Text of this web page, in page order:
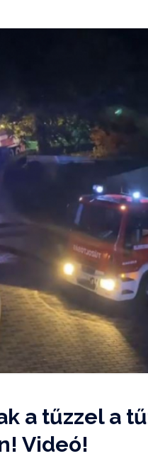
a tűzzel a
Videó!